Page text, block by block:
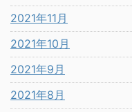
2021年11月
2021年10月
2021年9月
2021年8月